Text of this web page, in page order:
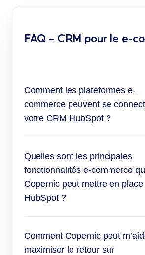
FAQ – CRM pour le e-
Comment les plateformes e-
commerce peuvent se
votre CRM HubSpot ?
Quelles sont les principales
fonctionnalités e-commerce
Copernic peut mettre en
HubSpot ?
Comment Copernic peut
maximiser le retour sur